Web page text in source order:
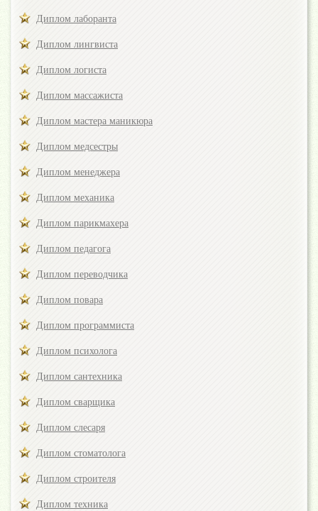
Диплом лаборанта
Диплом лингвиста
Диплом логиста
Диплом массажиста
Диплом мастера маникюра
Диплом медсестры
Диплом менеджера
Диплом механика
Диплом парикмахера
Диплом педагога
Диплом переводчика
Диплом повара
Диплом программиста
Диплом психолога
Диплом сантехника
Диплом сварщика
Диплом слесаря
Диплом стоматолога
Диплом строителя
Диплом техника